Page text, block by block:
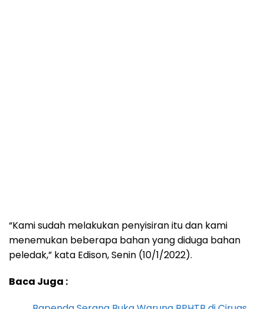
“Kami sudah melakukan penyisiran itu dan kami
menemukan beberapa bahan yang diduga bahan
peledak,” kata Edison, Senin (10/1/2022).
Baca Juga :